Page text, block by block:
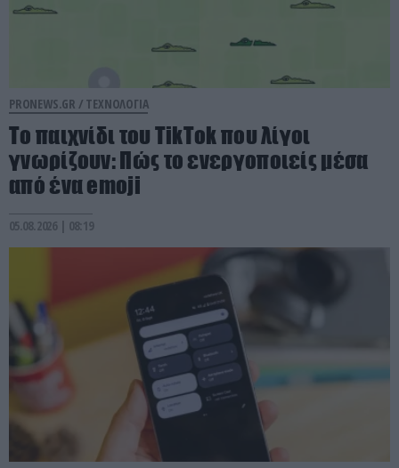
PRONEWS.GR / ΤΕΧΝΟΛΟΓΙΑ
Το παιχνίδι του TikTok που λίγοι
γνωρίζουν: Πώς το ενεργοποιείς μέσα
από ένα emoji
05.08.2026 | 08:19